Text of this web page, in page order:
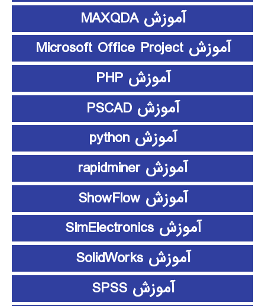
آموزش MAXQDA
آموزش Microsoft Office Project
آموزش PHP
آموزش PSCAD
آموزش python
آموزش rapidminer
آموزش ShowFlow
آموزش SimElectronics
آموزش SolidWorks
آموزش SPSS